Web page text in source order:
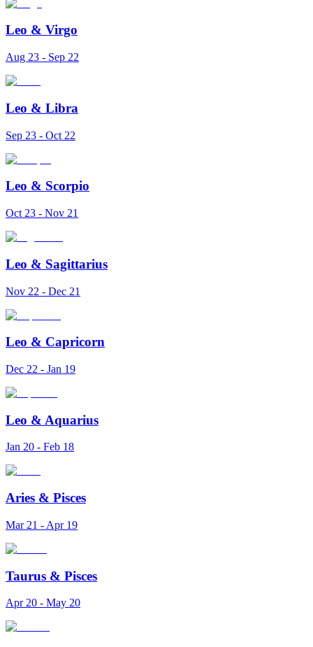
Leo & Virgo
Aug 23 - Sep 22
Leo & Libra
Sep 23 - Oct 22
Leo & Scorpio
Oct 23 - Nov 21
Leo & Sagittarius
Nov 22 - Dec 21
Leo & Capricorn
Dec 22 - Jan 19
Leo & Aquarius
Jan 20 - Feb 18
Aries & Pisces
Mar 21 - Apr 19
Taurus & Pisces
Apr 20 - May 20